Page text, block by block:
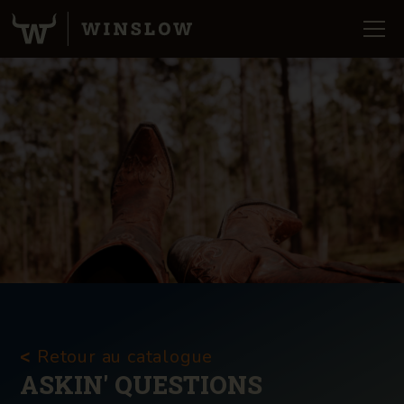
< Retour au catalogue
ASKIN' QUESTIONS